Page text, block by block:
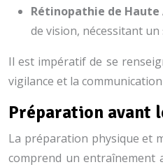
Rétinopathie de
de vision, nécessitant
Il est impératif de se
vigilance et la
Préparation avant
La préparation physique et
comprend un entraînement